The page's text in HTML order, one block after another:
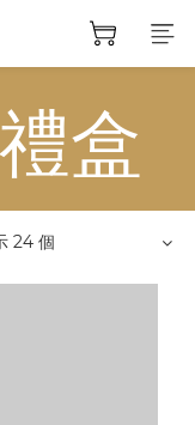
盒
24 個